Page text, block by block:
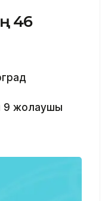
46
9 жолаушы